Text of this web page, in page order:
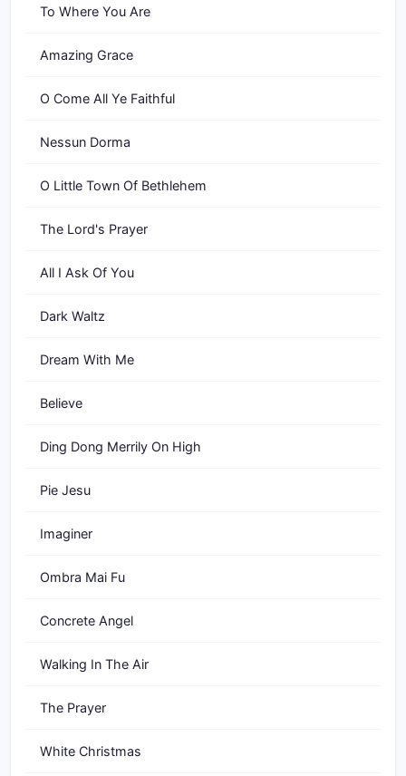
To Where You Are
Amazing Grace
O Come All Ye Faithful
Nessun Dorma
O Little Town Of Bethlehem
The Lord's Prayer
All I Ask Of You
Dark Waltz
Dream With Me
Believe
Ding Dong Merrily On High
Pie Jesu
Imaginer
Ombra Mai Fu
Concrete Angel
Walking In The Air
The Prayer
White Christmas